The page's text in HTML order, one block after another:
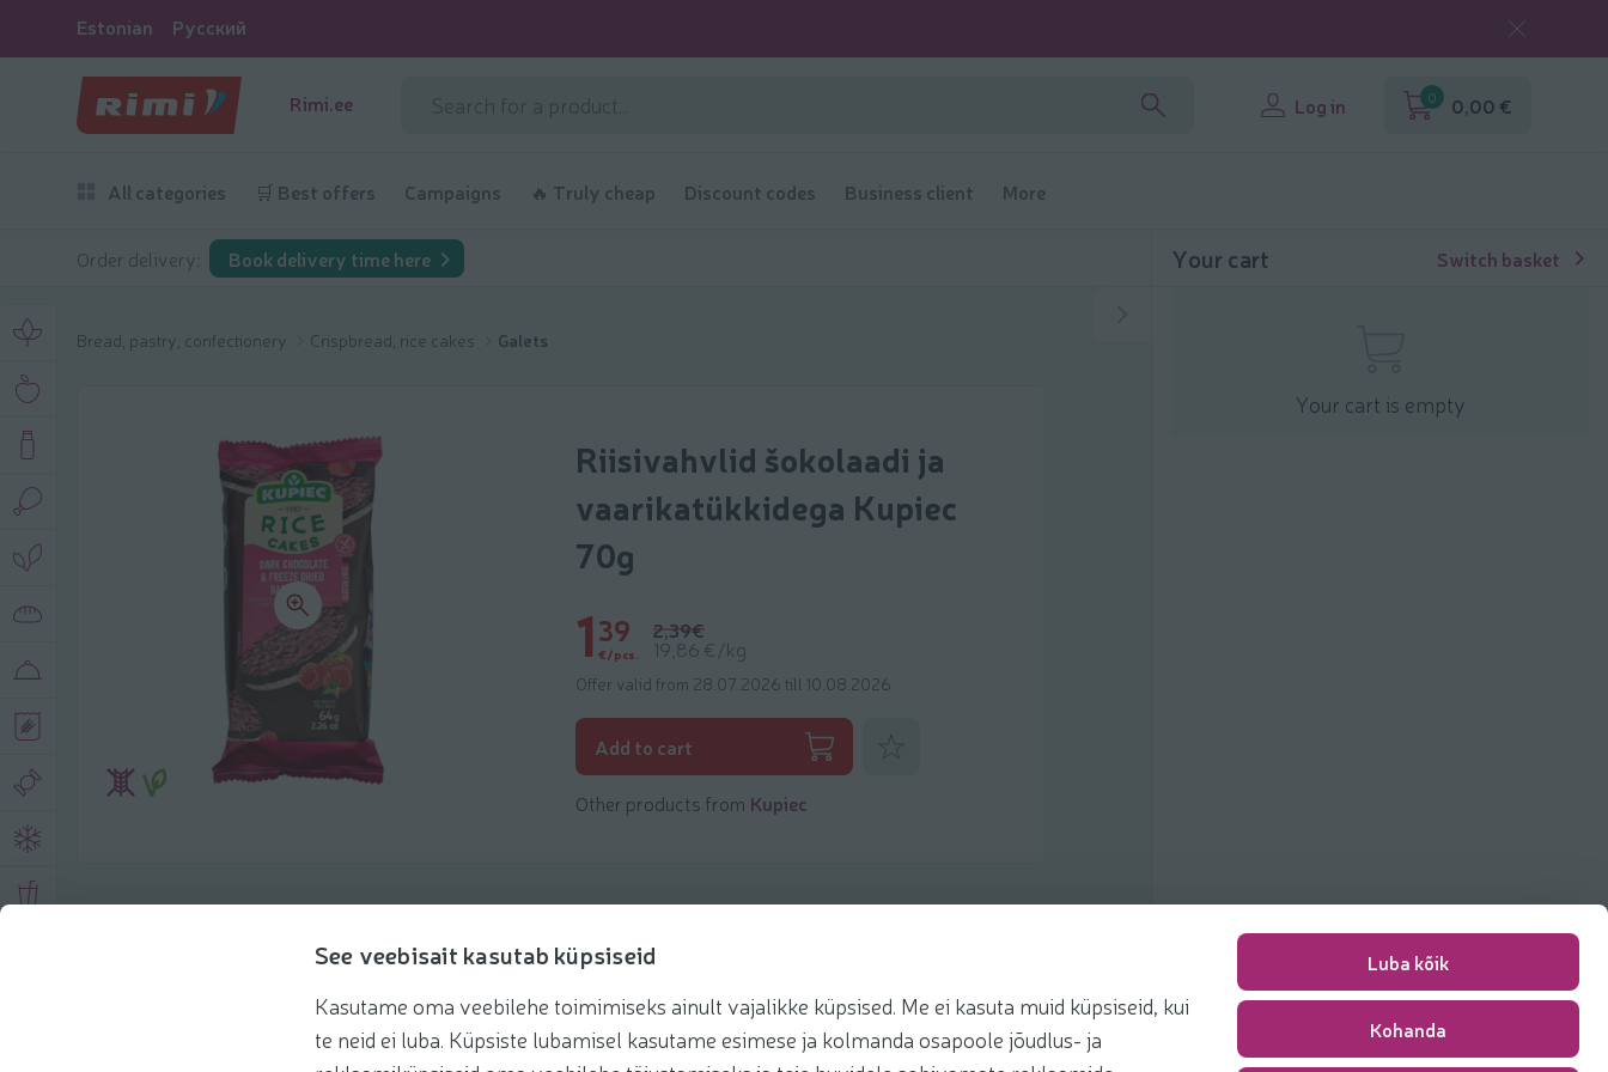
See veebisait kasutab küpsiseid
Kasutame oma veebilehe toimimiseks ainult vajalikke küpsised. Me ei kasuta muid küpsiseid, kui
te neid ei luba. Küpsiste lubamisel kasutame esimese ja kolmanda osapoole jõudlus- ja
Luba kõik
Kohanda
Estonian Русский
Rimi.ee Log in 0 0,00 €
All categories 🛒 Best offers Campaigns 🔥 Truly cheap Discount codes Business client More
Order delivery: Book delivery time here
Bread, pastry, confectionery Crispbread, rice cakes Galets
Riisivahvlid šokolaadi ja
vaarikatükkidega Kupiec
70g
139
€/pcs.
2,39€
19,86 €/kg
Offer valid from 28.07.2026 till 10.08.2026
Add to cart
Other products from Kupiec
Recommendations Recipes
Your cart Switch basket
Your cart is empty